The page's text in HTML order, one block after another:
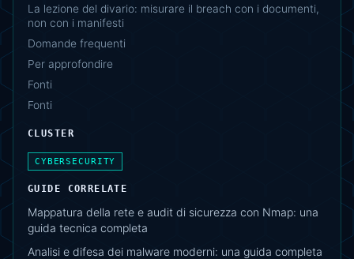
La lezione del divario: misurare il breach con i documenti,
non con i manifesti
Domande frequenti
Per approfondire
Fonti
Fonti
CLUSTER
CYBERSECURITY
GUIDE CORRELATE
Mappatura della rete e audit di sicurezza con Nmap: una
guida tecnica completa
Analisi e difesa dei malware moderni: una guida completa